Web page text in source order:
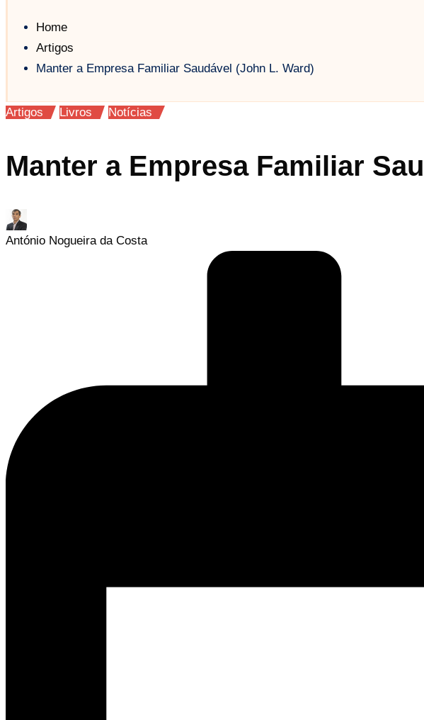
Home
Artigos
Manter a Empresa Familiar Saudável (John L. Ward)
Posted
Artigos Livros Notícias
Manter a Empresa Familiar
Posted
by
António Nogueira da Costa